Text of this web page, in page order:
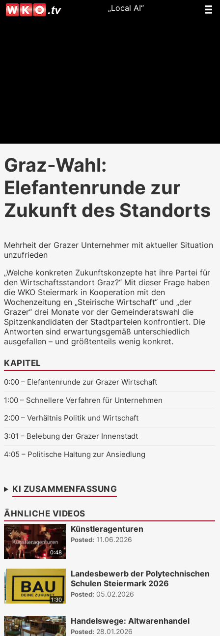
„Local AI“
Graz-Wahl:
Elefantenrunde zur
Zukunft des Standorts
Mehrheit der Grazer Unternehmer mit aktueller Situation
unzufrieden
„Welche konkreten Zukunftskonzepte hat ihre Partei für
den Wirtschaftsstandort Graz?“ Mit dieser Frage haben
die WKO Steiermark in Kooperation mit den
Wochenzeitung en „Steirische Wirtschaft“ und „der
Grazer“ drei Monate vor der Gemeinderatswahl die
Spitzenkandidaten der Stadtparteien konfrontiert. Die
Antworten sind erwartungsgemäß unterschiedlich
ausgefallen – und größtenteils wenig konkret.
KAPITEL
0:00 – Elefantenrunde zur Grazer Wirtschaft
1:00 – Schnellere Verfahren für Unternehmen
2:00 – Verhältnis Politik und Wirtschaft
3:01 – Belebung der Grazer Innenstadt
4:05 – Politische Haltung zur Ansiedlung
KI ZUSAMMENFASSUNG
ÄHNLICHE VIDEOS
0:48
Künstleragenturen
Posted: 11.06.2026
1:30
Landesbewerb der Polytechnischen
Schulen Steiermark 2026
Posted: 05.02.2026
Handelswege: Altwarenhandel
Posted: 28.01.2026
WKO.tv KI (lokales LLM gemma-4-
26b-a4b-it, Blackwell)